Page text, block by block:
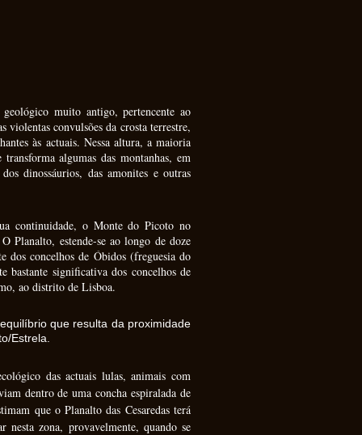
muito antigo, pertencente ao
violentas convulsões da crosta terrestre,
às actuais. Nessa altura, a maioria
algumas das montanhas, em
dinossáurios, das amonites e outras
continuidade, o Monte do Picoto no
Planalto, estende-se ao longo de doze
dos concelhos de Óbidos (freguesia do
significativa dos concelhos de
ao distrito de Lisboa.
que resulta da proximidade
Estrela.
das actuais lulas, animais com
dentro de uma concha espiralada de
que o Planalto das Cesaredas terá
nesta zona, provavelmente, quando se